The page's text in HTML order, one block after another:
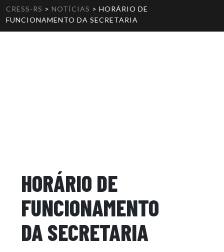
CRESS-RS > NOTÍCIAS > HORÁRIO DE
FUNCIONAMENTO DA SECRETARIA
HORÁRIO DE
FUNCIONAMENTO
DA SECRETARIA